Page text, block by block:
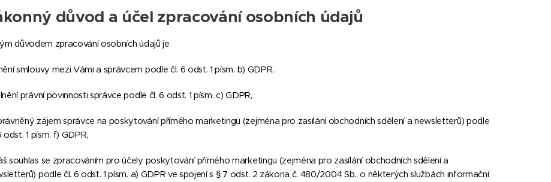
důvod a účel zpracování osobních údajů
důvodem zpracování osobních údajů je
smlouvy mezi Vámi a správcem podle čl. 6 odst. 1 písm. b) GDPR,
právní povinnosti správce podle čl. 6 odst. 1 písm. c) GDPR,
zájem správce na poskytování přímého marketingu (zejména pro zasílání obchodních sdělení a newsletterů) podle
odst. 1 písm. f) GDPR,
souhlas se zpracováním pro účely poskytování přímého marketingu (zejména pro zasílání obchodních sdělení a
podle čl. 6 odst. 1 písm. a) GDPR ve spojení s § 7 odst. 2 zákona č. 480/2004 Sb., o některých službách informační